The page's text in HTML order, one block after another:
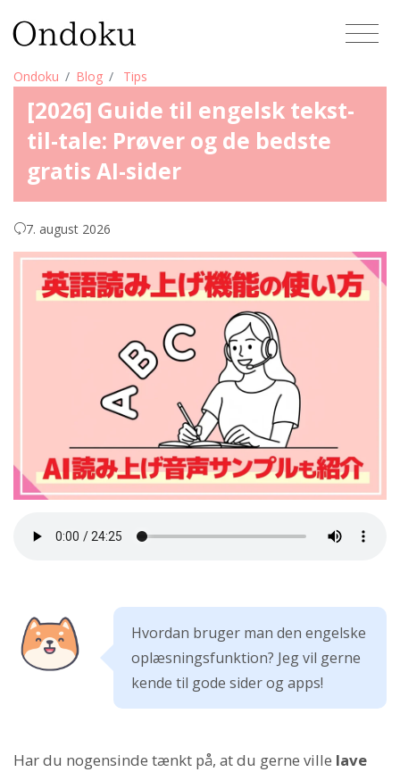
Ondoku Blog Tips
[2026] Guide til engelsk tekst-
til-tale: Prøver og de bedste
gratis AI-sider
7. august 2026
Hvordan bruger man den engelske
oplæsningsfunktion? Jeg vil gerne
kende til gode sider og apps!
Har du nogensinde tænkt på, at du gerne ville lave